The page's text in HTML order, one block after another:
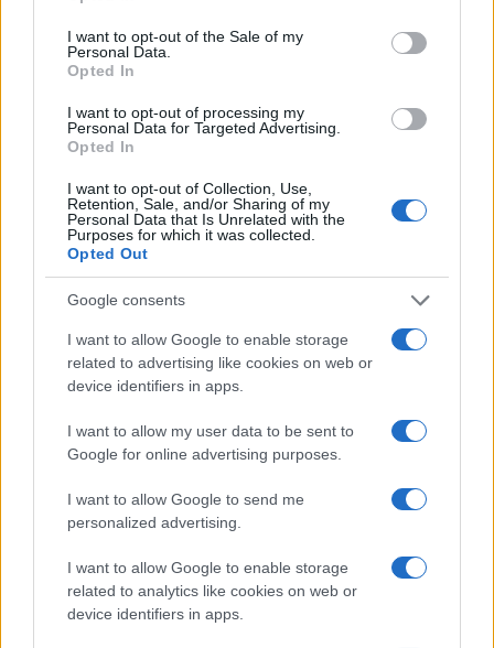
use your data for below specified purposes in below Google
consent section.
I want to opt-out of the Sale of my
Personal Data.
Opted In
I want to opt-out of processing my
Personal Data for Targeted Advertising.
Opted In
I want to opt-out of Collection, Use,
Retention, Sale, and/or Sharing of my
Personal Data that Is Unrelated with the
Purposes for which it was collected.
Opted Out
Google consents
I want to allow Google to enable storage
related to advertising like cookies on web or
device identifiers in apps.
I want to allow my user data to be sent to
Google for online advertising purposes.
I want to allow Google to send me
personalized advertising.
I want to allow Google to enable storage
related to analytics like cookies on web or
device identifiers in apps.
Continua a leggere
B2B NEWS